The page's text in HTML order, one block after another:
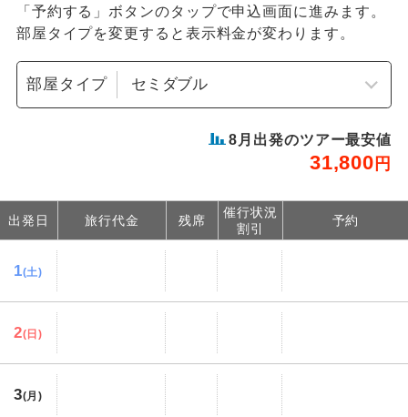
「予約する」ボタンのタップで申込画面に進みます。
部屋タイプを変更すると表示料金が変わります。
部屋タイプ
8 月出発のツアー最安値
31,800 円
出発日 旅行代金 残席
催行状況
割引
予約
1(土)
2(日)
3(月)